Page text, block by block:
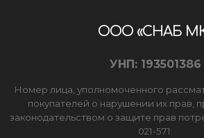
ООО «СНАБ
УНП: 193501386
Номер лица, уполномоченного
покупателей о нарушении их прав,
законодательством о защите прав
021-571.